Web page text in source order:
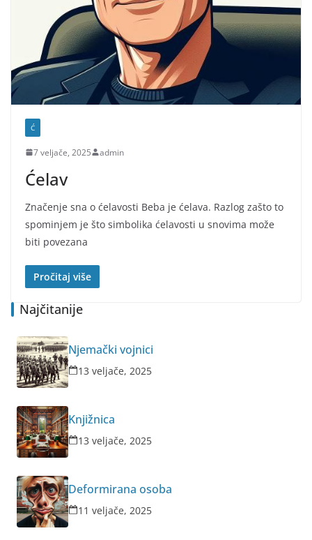
Ć
7 veljače, 2025 admin
Ćelav
Značenje sna o ćelavosti Beba je ćelava. Razlog zašto to
spominjem je što simbolika ćelavosti u snovima može
biti povezana
Pročitaj više
Najčitanije
Njemački vojnici
13 veljače, 2025
Knjižnica
13 veljače, 2025
Deformirana osoba
11 veljače, 2025